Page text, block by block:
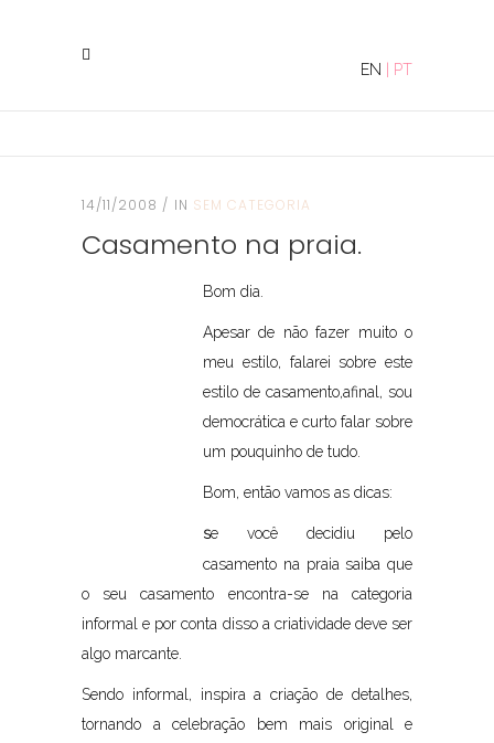
EN PT
14/11/2008 IN SEM CATEGORIA
Casamento na praia.
Bom dia.
Apesar de não fazer muito o
meu estilo, falarei sobre este
estilo de casamento,afinal, sou
democrática e curto falar sobre
um pouquinho de tudo.
Bom, então vamos as dicas:
Se você decidiu pelo
casamento na praia saiba que
o seu casamento encontra-se na categoria
informal e por conta disso a criatividade deve ser
algo marcante.
Sendo informal, inspira a criação de detalhes,
tornando a celebração bem mais original e